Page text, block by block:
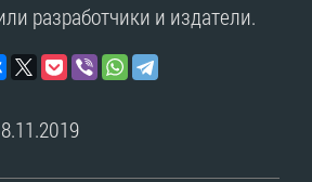
разработчики и издатели.